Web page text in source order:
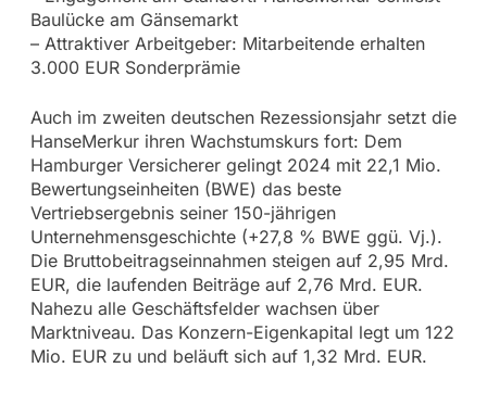
Baulücke am Gänsemarkt
– Attraktiver Arbeitgeber: Mitarbeitende erhalten
3.000 EUR Sonderprämie
Auch im zweiten deutschen Rezessionsjahr setzt die
HanseMerkur ihren Wachstumskurs fort: Dem
Hamburger Versicherer gelingt 2024 mit 22,1 Mio.
Bewertungseinheiten (BWE) das beste
Vertriebsergebnis seiner 150-jährigen
Unternehmensgeschichte (+27,8 % BWE ggü. Vj.).
Die Bruttobeitragseinnahmen steigen auf 2,95 Mrd.
EUR, die laufenden Beiträge auf 2,76 Mrd. EUR.
Nahezu alle Geschäftsfelder wachsen über
Marktniveau. Das Konzern-Eigenkapital legt um 122
Mio. EUR zu und beläuft sich auf 1,32 Mrd. EUR.